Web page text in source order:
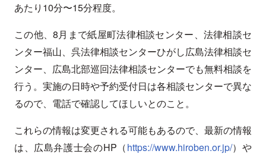
あたり10分〜15分程度。
この他、8月まで紙屋町法律相談センター、法律相談セ
ンター福山、呉法律相談センターひがし広島法律相談セ
ンター、広島北部巡回法律相談センターでも無料相談を
行う。実施の日時や予約受付日は各相談センターで異な
るので、電話で確認してほしいとのこと。
これらの情報は変更される可能もあるので、最新の情報
は、広島弁護士会のHP（https://www.hiroben.or.jp/）や